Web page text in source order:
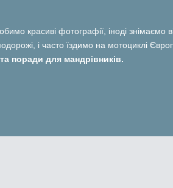
красиві фотографії, іноді знімаємо
і часто їздимо на мотоциклі
поради для мандрівників.